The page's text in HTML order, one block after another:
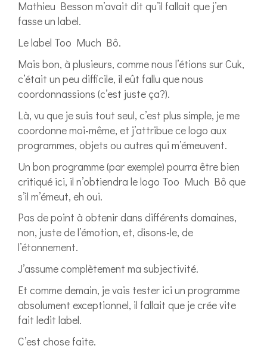
Mathieu Besson m’avait dit qu’il fallait que j’en
fasse un label.
Le label Too Much Bô.
Mais bon, à plusieurs, comme nous l’étions sur Cuk,
c’était un peu difficile, il eût fallu que nous
coordonnassions (c’est juste ça?).
Là, vu que je suis tout seul, c’est plus simple, je me
coordonne moi-même, et j’attribue ce logo aux
programmes, objets ou autres qui m’émeuvent.
Un bon programme (par exemple) pourra être bien
critiqué ici, il n’obtiendra le logo Too Much Bô que
s’il m’émeut, eh oui.
Pas de point à obtenir dans différents domaines,
non, juste de l’émotion, et, disons-le, de
l’étonnement.
J’assume complètement ma subjectivité.
Et comme demain, je vais tester ici un programme
absolument exceptionnel, il fallait que je crée vite
fait ledit label.
C’est chose faite.